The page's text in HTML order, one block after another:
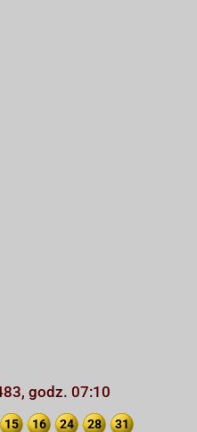
godz. 07:10
15 16 24 28 31